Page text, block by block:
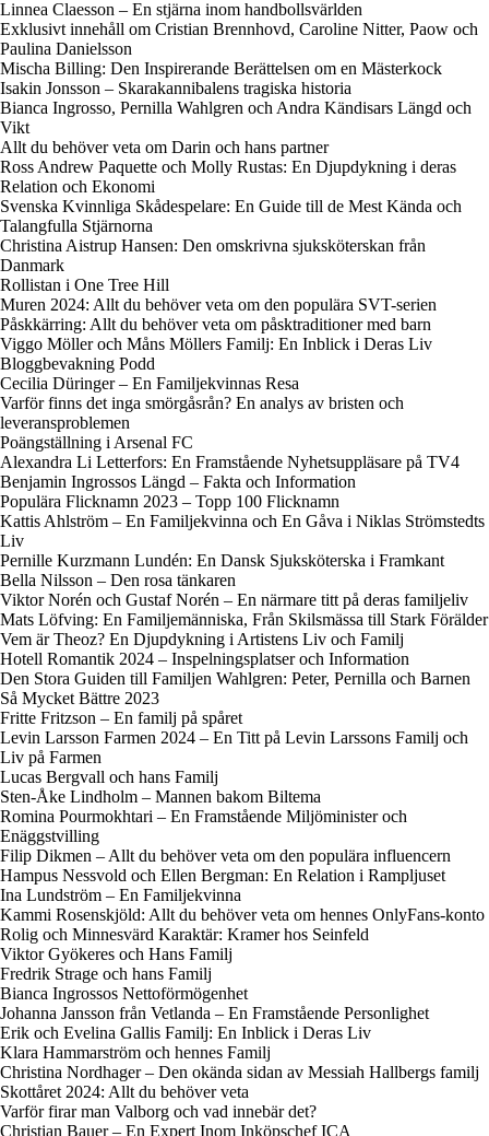
Linnea Claesson – En stjärna inom handbollsvärlden
Exklusivt innehåll om Cristian Brennhovd, Caroline Nitter, Paow och
Paulina Danielsson
Mischa Billing: Den Inspirerande Berättelsen om en Mästerkock
Isakin Jonsson – Skarakannibalens tragiska historia
Bianca Ingrosso, Pernilla Wahlgren och Andra Kändisars Längd och
Vikt
Allt du behöver veta om Darin och hans partner
Ross Andrew Paquette och Molly Rustas: En Djupdykning i deras
Relation och Ekonomi
Svenska Kvinnliga Skådespelare: En Guide till de Mest Kända och
Talangfulla Stjärnorna
Christina Aistrup Hansen: Den omskrivna sjuksköterskan från
Danmark
Rollistan i One Tree Hill
Muren 2024: Allt du behöver veta om den populära SVT-serien
Påskkärring: Allt du behöver veta om påsktraditioner med barn
Viggo Möller och Måns Möllers Familj: En Inblick i Deras Liv
Bloggbevakning Podd
Cecilia Düringer – En Familjekvinnas Resa
Varför finns det inga smörgåsrån? En analys av bristen och
leveransproblemen
Poängställning i Arsenal FC
Alexandra Li Letterfors: En Framstående Nyhetsuppläsare på TV4
Benjamin Ingrossos Längd – Fakta och Information
Populära Flicknamn 2023 – Topp 100 Flicknamn
Kattis Ahlström – En Familjekvinna och En Gåva i Niklas Strömstedts
Liv
Pernille Kurzmann Lundén: En Dansk Sjuksköterska i Framkant
Bella Nilsson – Den rosa tänkaren
Viktor Norén och Gustaf Norén – En närmare titt på deras familjeliv
Mats Löfving: En Familjemänniska, Från Skilsmässa till Stark Förälder
Vem är Theoz? En Djupdykning i Artistens Liv och Familj
Hotell Romantik 2024 – Inspelningsplatser och Information
Den Stora Guiden till Familjen Wahlgren: Peter, Pernilla och Barnen
Så Mycket Bättre 2023
Fritte Fritzson – En familj på spåret
Levin Larsson Farmen 2024 – En Titt på Levin Larssons Familj och
Liv på Farmen
Lucas Bergvall och hans Familj
Sten-Åke Lindholm – Mannen bakom Biltema
Romina Pourmokhtari – En Framstående Miljöminister och
Enäggstvilling
Filip Dikmen – Allt du behöver veta om den populära influencern
Hampus Nessvold och Ellen Bergman: En Relation i Rampljuset
Ina Lundström – En Familjekvinna
Kammi Rosenskjöld: Allt du behöver veta om hennes OnlyFans-konto
Rolig och Minnesvärd Karaktär: Kramer hos Seinfeld
Viktor Gyökeres och Hans Familj
Fredrik Strage och hans Familj
Bianca Ingrossos Nettoförmögenhet
Johanna Jansson från Vetlanda – En Framstående Personlighet
Erik och Evelina Gallis Familj: En Inblick i Deras Liv
Klara Hammarström och hennes Familj
Christina Nordhager – Den okända sidan av Messiah Hallbergs familj
Skottåret 2024: Allt du behöver veta
Varför firar man Valborg och vad innebär det?
Christian Bauer – En Expert Inom Inköpschef ICA